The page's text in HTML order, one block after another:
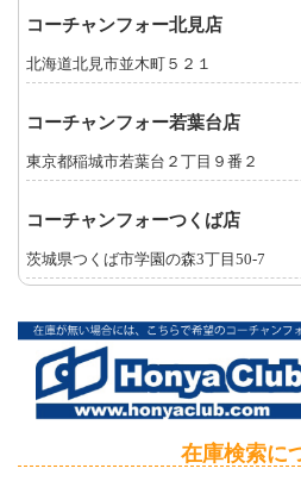
コーチャンフォー北見店
北海道北見市並木町５２１
コーチャンフォー若葉台店
東京都稲城市若葉台２丁目９番２
コーチャンフォーつくば店
茨城県つくば市学園の森3丁目50-7
在庫検索に